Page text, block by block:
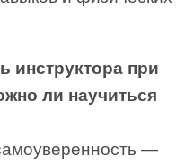
инструктора при
ли научиться
—